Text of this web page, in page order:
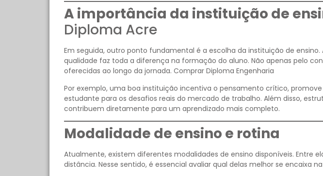
A importância da instituição de
Diploma Acre
Em seguida, outro ponto fundamental é a escolha da instituição de
qualidade faz toda a diferença na formação do aluno. Não apenas pelo
oferecidas ao longo da jornada. Comprar Diploma Engenharia
Por exemplo, uma boa instituição incentiva o pensamento crítico,
estudante para os desafios reais do mercado de trabalho. Além disso,
contribuem diretamente para um aprendizado mais completo.
Modalidade de ensino e rotina
Atualmente, existem diferentes modalidades de ensino disponíveis. Entre
distância. Nesse sentido, é essencial avaliar qual delas melhor se encaixa